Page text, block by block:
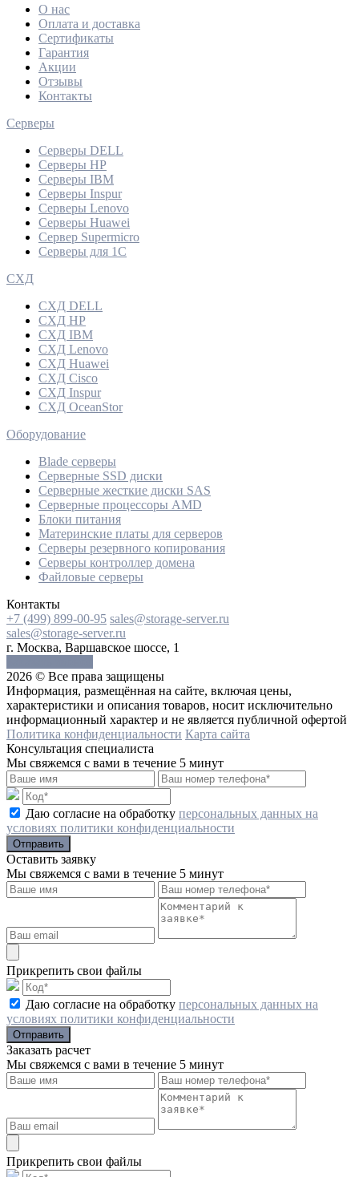
О нас
Оплата и доставка
Сертификаты
Гарантия
Акции
Отзывы
Контакты
Серверы
Серверы DELL
Серверы HP
Серверы IBM
Серверы Inspur
Серверы Lenovo
Серверы Huawei
Сервер Supermicro
Серверы для 1C
СХД
СХД DELL
СХД HP
СХД IBM
СХД Lenovo
СХД Huawei
СХД Cisco
СХД Inspur
СХД OceanStor
Оборудование
Blade серверы
Серверные SSD диски
Cерверные жесткие диски SAS
Серверные процессоры AMD
Блоки питания
Материнские платы для серверов
Серверы резервного копирования
Серверы контроллер домена
Файловые серверы
Контакты
+7 (499) 899-00-95 sales@storage-server.ru
sales@storage-server.ru
г. Москва, Варшавское шоссе, 1
2026 © Все права защищены
Информация, размещённая на сайте, включая цены,
характеристики и описания товаров, носит исключительно
информационный характер и не является публичной офертой
Политика конфиденциальности Карта сайта
Консультация специалиста
Мы свяжемся с вами в течение 5 минут
Даю согласие на обработку персональных данных на
условиях политики конфиденциальности
Отправить
Оставить заявку
Мы свяжемся с вами в течение 5 минут
Прикрепить свои файлы
Даю согласие на обработку персональных данных на
условиях политики конфиденциальности
Отправить
Заказать расчет
Мы свяжемся с вами в течение 5 минут
Прикрепить свои файлы